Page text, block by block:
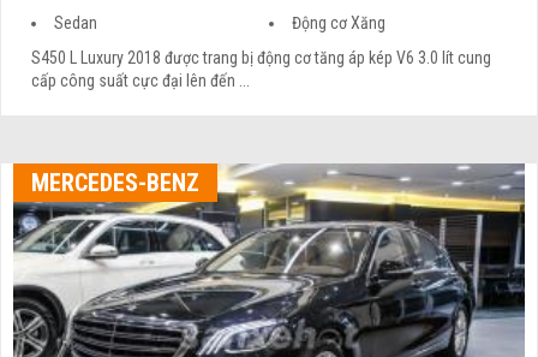
Sedan
Động cơ Xăng
S450 L Luxury 2018 được trang bị động cơ tăng áp kép V6 3.0 lít cung
cấp công suất cực đại lên đến ...
MERCEDES-BENZ